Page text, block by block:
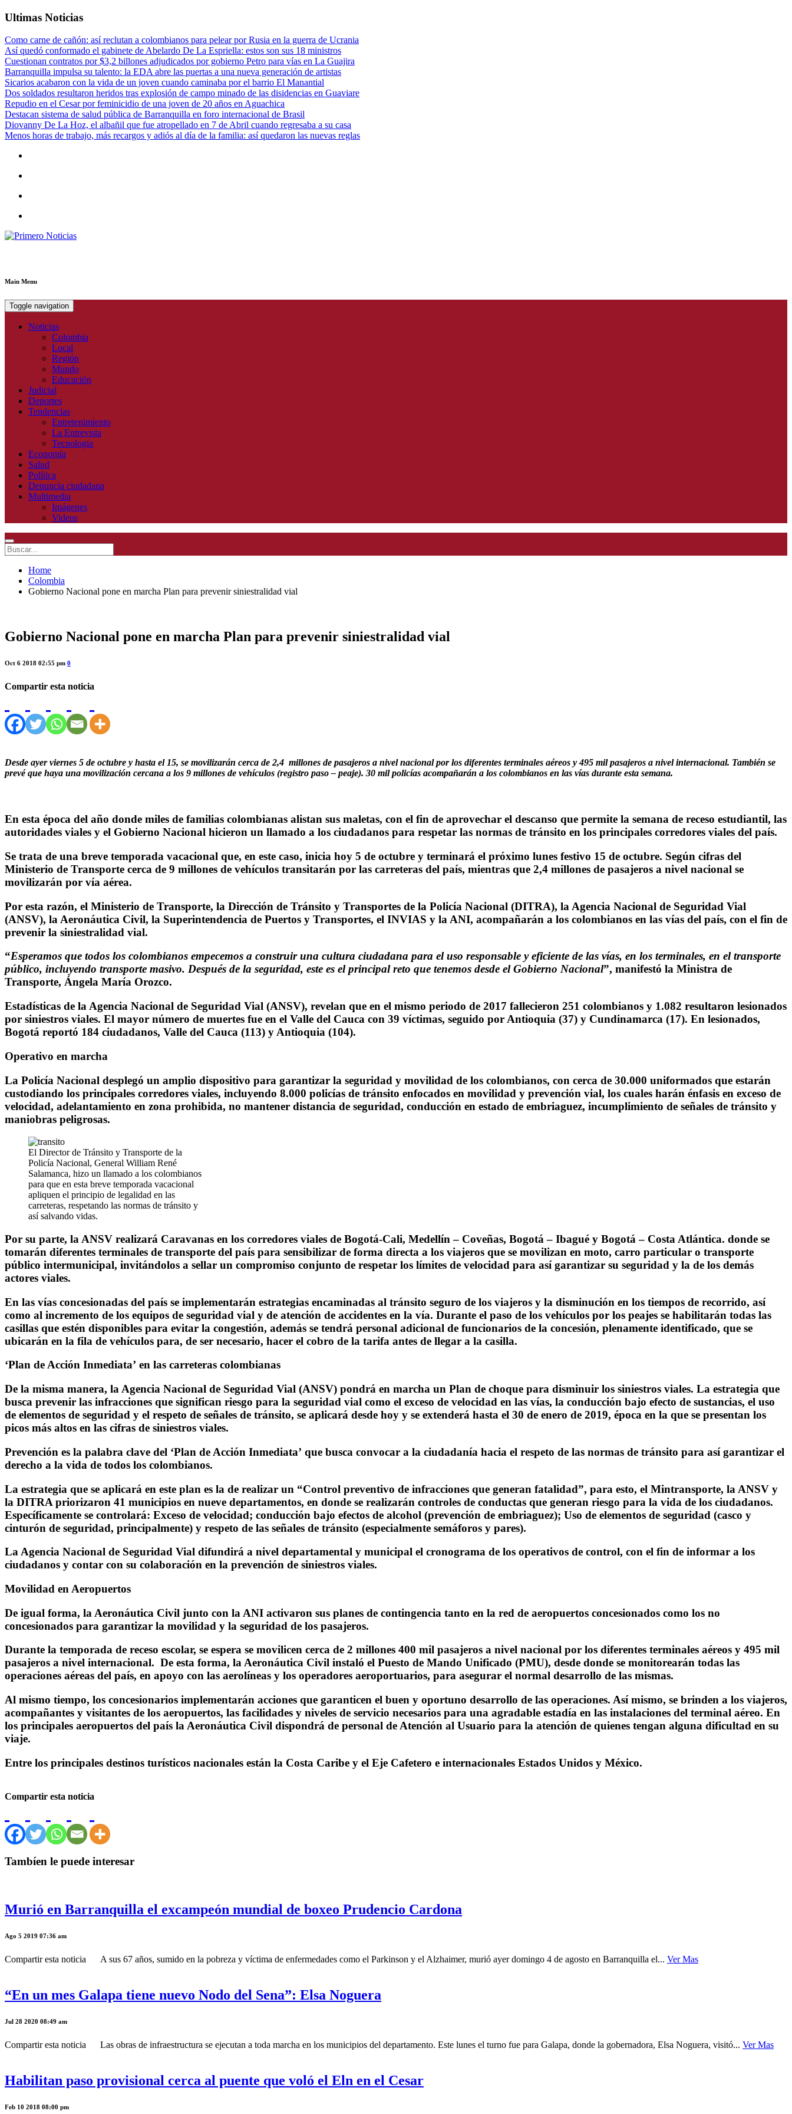
Ultimas Noticias
Como carne de cañón: así reclutan a colombianos para pelear por Rusia en la guerra de Ucrania
Así quedó conformado el gabinete de Abelardo De La Espriella: estos son sus 18 ministros
Cuestionan contratos por $3,2 billones adjudicados por gobierno Petro para vías en La Guajira
Barranquilla impulsa su talento: la EDA abre las puertas a una nueva generación de artistas
Sicarios acabaron con la vida de un joven cuando caminaba por el barrio El Manantial
Dos soldados resultaron heridos tras explosión de campo minado de las disidencias en Guaviare
Repudio en el Cesar por feminicidio de una joven de 20 años en Aguachica
Destacan sistema de salud pública de Barranquilla en foro internacional de Brasil
Diovanny De La Hoz, el albañil que fue atropellado en 7 de Abril cuando regresaba a su casa
Menos horas de trabajo, más recargos y adiós al día de la familia: así quedaron las nuevas reglas
Main Menu
Toggle navigation
Noticias
Colombia
Local
Región
Mundo
Educación
Judicial
Deportes
Tendencias
Entretenimiento
La Entrevista
Tecnologia
Economía
Salud
Política
Denuncia ciudadana
Multimedia
Imágenes
Videos
Home
Colombia
Gobierno Nacional pone en marcha Plan para prevenir siniestralidad vial
Gobierno Nacional pone en marcha Plan para prevenir siniestralidad vial
Oct 6 2018 02:55 pm 0
Compartir esta noticia
Desde ayer viernes 5 de octubre y hasta el 15, se movilizarán cerca de 2,4 millones de pasajeros a nivel nacional por los diferentes terminales aéreos y 495 mil pasajeros a nivel internacional. También se
prevé que haya una movilización cercana a los 9 millones de vehículos (registro paso – peaje). 30 mil policías acompañarán a los colombianos en las vías durante esta semana.
En esta época del año donde miles de familias colombianas alistan sus maletas, con el fin de aprovechar el descanso que permite la semana de receso estudiantil, las
autoridades viales y el Gobierno Nacional hicieron un llamado a los ciudadanos para respetar las normas de tránsito en los principales corredores viales del país.
Se trata de una breve temporada vacacional que, en este caso, inicia hoy 5 de octubre y terminará el próximo lunes festivo 15 de octubre. Según cifras del
Ministerio de Transporte cerca de 9 millones de vehículos transitarán por las carreteras del país, mientras que 2,4 millones de pasajeros a nivel nacional se
movilizarán por vía aérea.
Por esta razón, el Ministerio de Transporte, la Dirección de Tránsito y Transportes de la Policía Nacional (DITRA), la Agencia Nacional de Seguridad Vial
(ANSV), la Aeronáutica Civil, la Superintendencia de Puertos y Transportes, el INVIAS y la ANI, acompañarán a los colombianos en las vías del país, con el fin de
prevenir la siniestralidad vial.
“Esperamos que todos los colombianos empecemos a construir una cultura ciudadana para el uso responsable y eficiente de las vías, en los terminales, en el transporte
público, incluyendo transporte masivo. Después de la seguridad, este es el principal reto que tenemos desde el Gobierno Nacional”, manifestó la Ministra de
Transporte, Ángela María Orozco.
Estadísticas de la Agencia Nacional de Seguridad Vial (ANSV), revelan que en el mismo periodo de 2017 fallecieron 251 colombianos y 1.082 resultaron lesionados
por siniestros viales. El mayor número de muertes fue en el Valle del Cauca con 39 víctimas, seguido por Antioquia (37) y Cundinamarca (17). En lesionados,
Bogotá reportó 184 ciudadanos, Valle del Cauca (113) y Antioquia (104).
Operativo en marcha
La Policía Nacional desplegó un amplio dispositivo para garantizar la seguridad y movilidad de los colombianos, con cerca de 30.000 uniformados que estarán
custodiando los principales corredores viales, incluyendo 8.000 policías de tránsito enfocados en movilidad y prevención vial, los cuales harán énfasis en exceso de
velocidad, adelantamiento en zona prohibida, no mantener distancia de seguridad, conducción en estado de embriaguez, incumplimiento de señales de tránsito y
maniobras peligrosas.
El Director de Tránsito y Transporte de la
Policía Nacional, General William René
Salamanca, hizo un llamado a los colombianos
para que en esta breve temporada vacacional
apliquen el principio de legalidad en las
carreteras, respetando las normas de tránsito y
así salvando vidas.
Por su parte, la ANSV realizará Caravanas en los corredores viales de Bogotá-Cali, Medellín – Coveñas, Bogotá – Ibagué y Bogotá – Costa Atlántica. donde se
tomarán diferentes terminales de transporte del país para sensibilizar de forma directa a los viajeros que se movilizan en moto, carro particular o transporte
público intermunicipal, invitándolos a sellar un compromiso conjunto de respetar los límites de velocidad para así garantizar su seguridad y la de los demás
actores viales.
En las vías concesionadas del país se implementarán estrategias encaminadas al tránsito seguro de los viajeros y la disminución en los tiempos de recorrido, así
como al incremento de los equipos de seguridad vial y de atención de accidentes en la vía. Durante el paso de los vehículos por los peajes se habilitarán todas las
casillas que estén disponibles para evitar la congestión, además se tendrá personal adicional de funcionarios de la concesión, plenamente identificado, que se
ubicarán en la fila de vehículos para, de ser necesario, hacer el cobro de la tarifa antes de llegar a la casilla.
‘Plan de Acción Inmediata’ en las carreteras colombianas
De la misma manera, la Agencia Nacional de Seguridad Vial (ANSV) pondrá en marcha un Plan de choque para disminuir los siniestros viales. La estrategia que
busca prevenir las infracciones que significan riesgo para la seguridad vial como el exceso de velocidad en las vías, la conducción bajo efecto de sustancias, el uso
de elementos de seguridad y el respeto de señales de tránsito, se aplicará desde hoy y se extenderá hasta el 30 de enero de 2019, época en la que se presentan los
picos más altos en las cifras de siniestros viales.
Prevención es la palabra clave del ‘Plan de Acción Inmediata’ que busca convocar a la ciudadanía hacia el respeto de las normas de tránsito para así garantizar el
derecho a la vida de todos los colombianos.
La estrategia que se aplicará en este plan es la de realizar un “Control preventivo de infracciones que generan fatalidad”, para esto, el Mintransporte, la ANSV y
la DITRA priorizaron 41 municipios en nueve departamentos, en donde se realizarán controles de conductas que generan riesgo para la vida de los ciudadanos.
Específicamente se controlará: Exceso de velocidad; conducción bajo efectos de alcohol (prevención de embriaguez); Uso de elementos de seguridad (casco y
cinturón de seguridad, principalmente) y respeto de las señales de tránsito (especialmente semáforos y pares).
La Agencia Nacional de Seguridad Vial difundirá a nivel departamental y municipal el cronograma de los operativos de control, con el fin de informar a los
ciudadanos y contar con su colaboración en la prevención de siniestros viales.
Movilidad en Aeropuertos
De igual forma, la Aeronáutica Civil junto con la ANI activaron sus planes de contingencia tanto en la red de aeropuertos concesionados como los no
concesionados para garantizar la movilidad y la seguridad de los pasajeros.
Durante la temporada de receso escolar, se espera se movilicen cerca de 2 millones 400 mil pasajeros a nivel nacional por los diferentes terminales aéreos y 495 mil
pasajeros a nivel internacional. De esta forma, la Aeronáutica Civil instaló el Puesto de Mando Unificado (PMU), desde donde se monitorearán todas las
operaciones aéreas del país, en apoyo con las aerolíneas y los operadores aeroportuarios, para asegurar el normal desarrollo de las mismas.
Al mismo tiempo, los concesionarios implementarán acciones que garanticen el buen y oportuno desarrollo de las operaciones. Así mismo, se brinden a los viajeros,
acompañantes y visitantes de los aeropuertos, las facilidades y niveles de servicio necesarios para una agradable estadía en las instalaciones del terminal aéreo. En
los principales aeropuertos del país la Aeronáutica Civil dispondrá de personal de Atención al Usuario para la atención de quienes tengan alguna dificultad en su
viaje.
Entre los principales destinos turísticos nacionales están la Costa Caribe y el Eje Cafetero e internacionales Estados Unidos y México.
Compartir esta noticia
Tambíen le puede interesar
Murió en Barranquilla el excampeón mundial de boxeo Prudencio Cardona
Ago 5 2019 07:36 am
Compartir esta noticia A sus 67 años, sumido en la pobreza y víctima de enfermedades como el Parkinson y el Alzhaimer, murió ayer domingo 4 de agosto en Barranquilla el... Ver Mas
“En un mes Galapa tiene nuevo Nodo del Sena”: Elsa Noguera
Jul 28 2020 08:49 am
Compartir esta noticia Las obras de infraestructura se ejecutan a toda marcha en los municipios del departamento. Este lunes el turno fue para Galapa, donde la gobernadora, Elsa Noguera, visitó... Ver Mas
Habilitan paso provisional cerca al puente que voló el Eln en el Cesar
Feb 10 2018 08:00 pm